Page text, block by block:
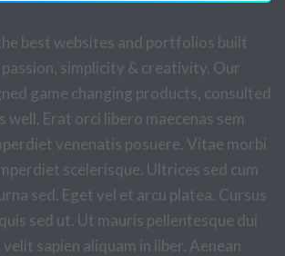
best websites and portfolios built
simplicity & creativity. Our
game changing products, consulted
well. Erat orci libero maecenas sem
venenatis posuere. Vitae morbi
scelerisque. Ultrices sed cum
sed. Eget vel et arcu platea. Cursus
sed ut. Ut mauris pellentesque dui
sapien aliquam in liber. Aenean